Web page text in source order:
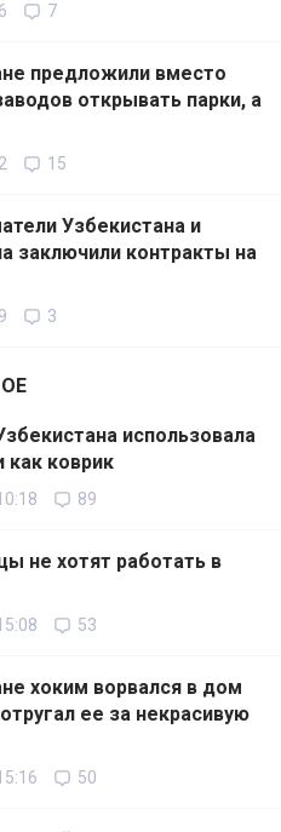
7
предложили вместо
открывать парки, а
15
Узбекистана и
заключили контракты на
3
использовала
как коврик
89
не хотят работать в
53
хоким ворвался в дом
ее за некрасивую
50